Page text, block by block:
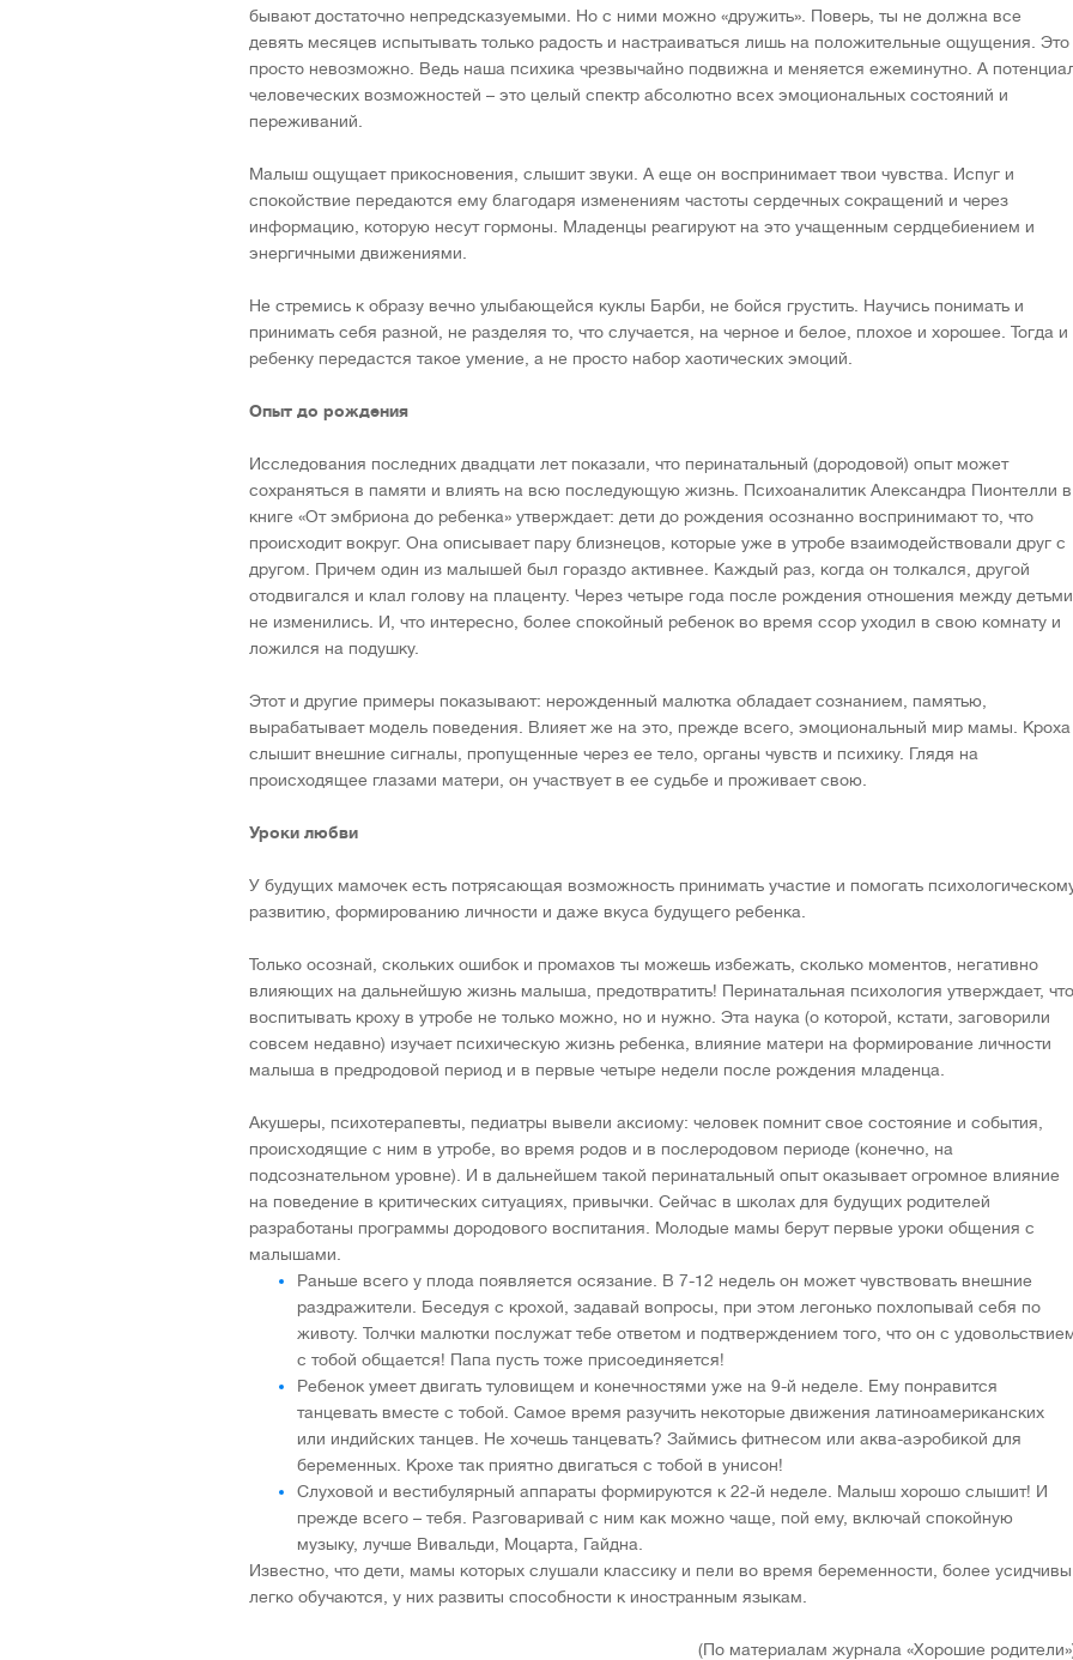
бывают достаточно непредсказуемыми. Но с ними можно «дружить». Поверь, ты не должна все
девять месяцев испытывать только радость и настраиваться лишь на положительные ощущения. Это
просто невозможно. Ведь наша психика чрезвычайно подвижна и меняется ежеминутно. А
человеческих возможностей – это целый спектр абсолютно всех эмоциональных состояний и
переживаний.
Малыш ощущает прикосновения, слышит звуки. А еще он воспринимает твои чувства. Испуг и
спокойствие передаются ему благодаря изменениям частоты сердечных сокращений и через
информацию, которую несут гормоны. Младенцы реагируют на это учащенным сердцебиением и
энергичными движениями.
Не стремись к образу вечно улыбающейся куклы Барби, не бойся грустить. Научись понимать и
принимать себя разной, не разделяя то, что случается, на черное и белое, плохое и хорошее. Тогда и
ребенку передастся такое умение, а не просто набор хаотических эмоций.
Опыт до рождения
Исследования последних двадцати лет показали, что перинатальный (дородовой) опыт может
сохраняться в памяти и влиять на всю последующую жизнь. Психоаналитик Александра Пионтелли в
книге «От эмбриона до ребенка» утверждает: дети до рождения осознанно воспринимают то, что
происходит вокруг. Она описывает пару близнецов, которые уже в утробе взаимодействовали друг с
другом. Причем один из малышей был гораздо активнее. Каждый раз, когда он толкался, другой
отодвигался и клал голову на плаценту. Через четыре года после рождения отношения между детьми
не изменились. И, что интересно, более спокойный ребенок во время ссор уходил в свою комнату и
ложился на подушку.
Этот и другие примеры показывают: нерожденный малютка обладает сознанием, памятью,
вырабатывает модель поведения. Влияет же на это, прежде всего, эмоциональный мир мамы. Кроха
слышит внешние сигналы, пропущенные через ее тело, органы чувств и психику. Глядя на
происходящее глазами матери, он участвует в ее судьбе и проживает свою.
Уроки любви
У будущих мамочек есть потрясающая возможность принимать участие и помогать
развитию, формированию личности и даже вкуса будущего ребенка.
Только осознай, скольких ошибок и промахов ты можешь избежать, сколько моментов, негативно
влияющих на дальнейшую жизнь малыша, предотвратить! Перинатальная психология утверждает, что
воспитывать кроху в утробе не только можно, но и нужно. Эта наука (о которой, кстати, заговорили
совсем недавно) изучает психическую жизнь ребенка, влияние матери на формирование личности
малыша в предродовой период и в первые четыре недели после рождения младенца.
Акушеры, психотерапевты, педиатры вывели аксиому: человек помнит свое состояние и события,
происходящие с ним в утробе, во время родов и в послеродовом периоде (конечно, на
подсознательном уровне). И в дальнейшем такой перинатальный опыт оказывает огромное влияние
на поведение в критических ситуациях, привычки. Сейчас в школах для будущих родителей
разработаны программы дородового воспитания. Молодые мамы берут первые уроки общения с
малышами.
Раньше всего у плода появляется осязание. В 7-12 недель он может чувствовать внешние
раздражители. Беседуя с крохой, задавай вопросы, при этом легонько похлопывай себя по
животу. Толчки малютки послужат тебе ответом и подтверждением того, что он с
с тобой общается! Папа пусть тоже присоединяется!
Ребенок умеет двигать туловищем и конечностями уже на 9-й неделе. Ему понравится
танцевать вместе с тобой. Самое время разучить некоторые движения латиноамериканских
или индийских танцев. Не хочешь танцевать? Займись фитнесом или аква-аэробикой для
беременных. Крохе так приятно двигаться с тобой в унисон!
Слуховой и вестибулярный аппараты формируются к 22-й неделе. Малыш хорошо слышит! И
прежде всего – тебя. Разговаривай с ним как можно чаще, пой ему, включай спокойную
музыку, лучше Вивальди, Моцарта, Гайдна.
Известно, что дети, мамы которых слушали классику и пели во время беременности, более
легко обучаются, у них развиты способности к иностранным языкам.
(По материалам журнала «Хорошие